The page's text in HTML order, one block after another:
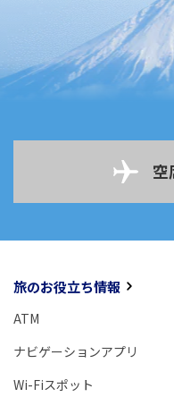
空
旅のお役立ち情報
ATM
ナビゲーションアプリ
Wi-Fiスポット